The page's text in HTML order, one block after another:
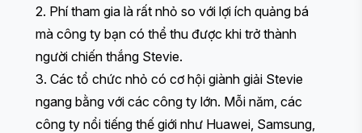
2. Phí tham gia là rất nhỏ so với lợi ích quảng bá
mà công ty bạn có thể thu được khi trở thành
người chiến thắng Stevie.
3. Các tổ chức nhỏ có cơ hội giành giải Stevie
ngang bằng với các công ty lớn. Mỗi năm, các
công ty nổi tiếng thế giới như Huawei, Samsung,